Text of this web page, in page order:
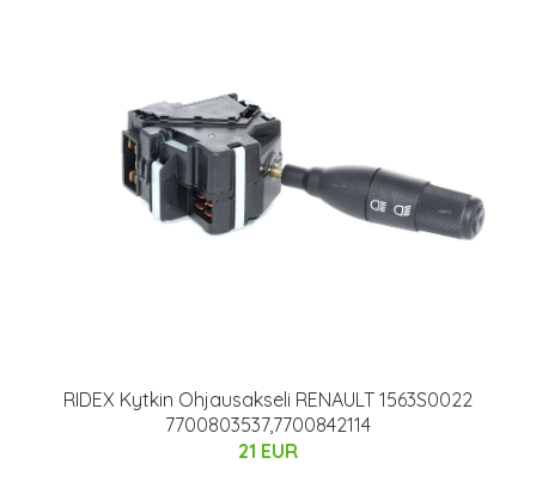
RIDEX Kytkin Ohjausakseli RENAULT 1563S0022
7700803537,7700842114
21 EUR